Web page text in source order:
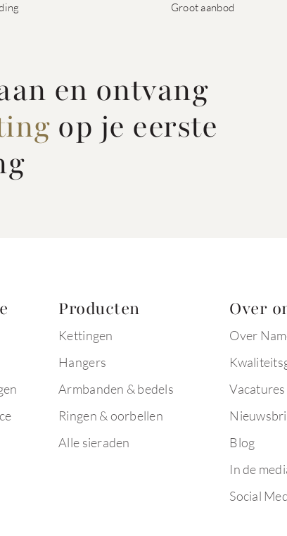
Groot aanbod
en ontvang
op je eerste
Producten
Kettingen
Hangers
Armbanden & bedels
Ringen & oorbellen
Alle sieraden
Over
Over
Vacatures
Blog
In de
Social